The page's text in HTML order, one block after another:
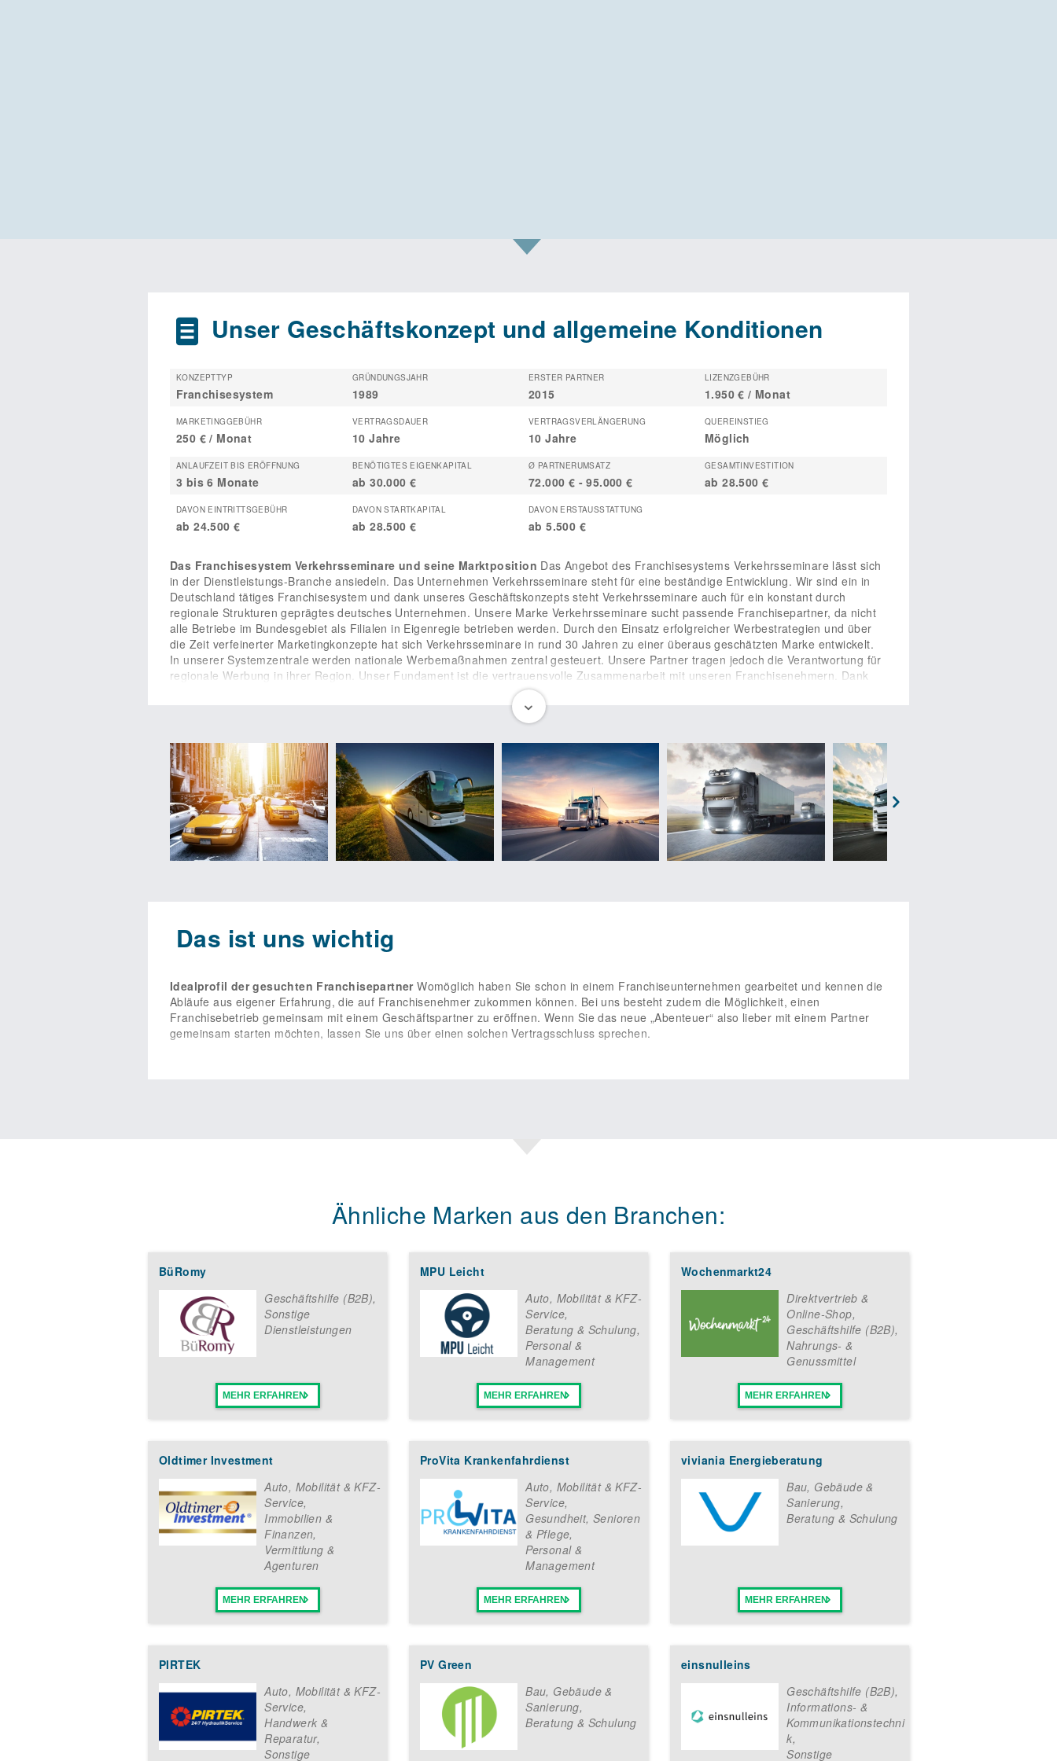
Unser Geschäftskonzept und allgemeine Konditionen
KONZEPTTYP
Franchisesystem
GRÜNDUNGSJAHR
1989
ERSTER PARTNER
2015
LIZENZGEBÜHR
1.950 € / Monat
MARKETINGGEBÜHR
250 € / Monat
VERTRAGSDAUER
10 Jahre
VERTRAGSVERLÄNGERUNG
10 Jahre
QUEREINSTIEG
Möglich
ANLAUFZEIT BIS ERÖFFNUNG
3 bis 6 Monate
BENÖTIGTES EIGENKAPITAL
ab 30.000 €
Ø PARTNERUMSATZ
72.000 € - 95.000 €
GESAMTINVESTITION
ab 28.500 €
DAVON EINTRITTSGEBÜHR
ab 24.500 €
DAVON STARTKAPITAL
ab 28.500 €
DAVON ERSTAUSSTATTUNG
ab 5.500 €
Das Franchisesystem Verkehrsseminare und seine Marktposition Das Angebot des Franchisesystems Verkehrsseminare lässt sich
in der Dienstleistungs-Branche ansiedeln. Das Unternehmen Verkehrsseminare steht für eine beständige Entwicklung. Wir sind ein in
Deutschland tätiges Franchisesystem und dank unseres Geschäftskonzepts steht Verkehrsseminare auch für ein konstant durch
regionale Strukturen geprägtes deutsches Unternehmen. Unsere Marke Verkehrsseminare sucht passende Franchisepartner, da nicht
alle Betriebe im Bundesgebiet als Filialen in Eigenregie betrieben werden. Durch den Einsatz erfolgreicher Werbestrategien und über
die Zeit verfeinerter Marketingkonzepte hat sich Verkehrsseminare in rund 30 Jahren zu einer überaus geschätzten Marke entwickelt.
In unserer Systemzentrale werden nationale Werbemaßnahmen zentral gesteuert. Unsere Partner tragen jedoch die Verantwortung für
regionale Werbung in ihrer Region. Unser Fundament ist die vertrauensvolle Zusammenarbeit mit unseren Franchisenehmern. Dank
diesem starken Netzwerk sind wir heutzutage ein respektierter und erfolgsgekrönter Marktteilnehmer in Deutschland.
Wir sind für unsere Franchisenehmer da und stehen ihnen mit unserem Praxiswissen und
unserer Erfahrung zur Seite, um sie bestens auf ihre neue Aufgabe vorzubereiten. Wir kümmern uns regelmäßig um bestimmte
unsere Franchisepartner komplett auf die wesentlichen Vertriebsaufgaben fokussieren, die den geschäftlichen Erfolg sicherstellen. Mit
unserem speziell für unsere Partner zusammengestellten Support-Baukasten unterstützen wir unsere Franchisenehmer bei der
Existenzgründung. So lassen sich nachhaltige Erfolge sichern und die anfallenden Kosten begrenzen. Wir stehen unseren Partnern mit
kompetenter Beratung und kontinuierlicher Weiterentwicklung bei allen Fragen im Hinblick auf das Management eines Partnerbetriebes
zur Seite. Sie bekommen das erprobte Know-how von Verkehrsseminare und einen überzeugenden Service mit viel Erfahrung und
profitieren von der Möglichkeit, bei uns zentral einzukaufen. Zur Umsetzung in der Region erarbeiten unsere kompetenten Spezialisten
für das Marketing attraktive Werbekonzepte. Überdies werden unsere Partner Teil einer starken Werbegemeinschaft. Bei
Verkehrsseminare versteht man sich mit seinen Franchisenehmern als Partner, die sich häufig über Erfahrungen und Aktuelles
Franchisebetrieb in Ihrer Stadt zu eröffnen, nutzen Sie Ihre Chance und treten Sie mit uns in Verbindung. Verkehrsseminare „Der
Prüfungs-Profi für die Unternehmerprüfung und die Führerschein-Weiterbildung der Kraftfahrer“
Next
Das ist uns wichtig
Idealprofil der gesuchten FranchisepartnerWomöglich haben Sie schon in einem Franchiseunternehmen gearbeitet und kennen die
Abläufe aus eigener Erfahrung, die auf Franchisenehmer zukommen können. Bei uns besteht zudem die Möglichkeit, einen
Franchisebetrieb gemeinsam mit einem Geschäftspartner zu eröffnen. Wenn Sie das neue „Abenteuer“ also lieber mit einem Partner
gemeinsam starten möchten, lassen Sie uns über einen solchen Vertragsschluss sprechen.
Ähnliche Marken aus den Branchen:
BüRomy
Geschäftshilfe (B2B),
Sonstige
Dienstleistungen
MEHR ERFAHREN
MPU Leicht
Auto, Mobilität & KFZ-
Service,
Beratung & Schulung,
Personal &
Management
MEHR ERFAHREN
Wochenmarkt24
Direktvertrieb &
Online-Shop,
Geschäftshilfe (B2B),
Nahrungs- &
Genussmittel
MEHR ERFAHREN
Oldtimer Investment
Auto, Mobilität & KFZ-
Service,
Immobilien &
Finanzen,
Vermittlung &
Agenturen
MEHR ERFAHREN
ProVita Krankenfahrdienst
Auto, Mobilität & KFZ-
Service,
Gesundheit, Senioren
& Pflege,
Personal &
Management
MEHR ERFAHREN
viviania Energieberatung
Bau, Gebäude &
Sanierung,
Beratung & Schulung
MEHR ERFAHREN
PIRTEK
Auto, Mobilität & KFZ-
Service,
Handwerk &
Reparatur,
Sonstige
PV Green
Bau, Gebäude &
Sanierung,
Beratung & Schulung
einsnulleins
Geschäftshilfe (B2B),
Informations- &
Kommunikationstechni
k,
Sonstige